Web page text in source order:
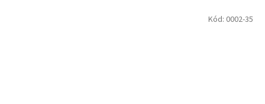
Kód: 0002-35